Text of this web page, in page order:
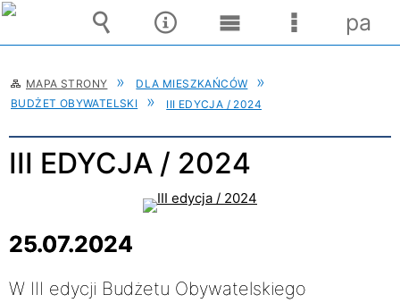
MAPA STRONY
DLA MIESZKAŃCÓW
BUDŻET OBYWATELSKI
III EDYCJA / 2024
III EDYCJA / 2024
25.07.2024
W III edycji Budżetu Obywatelskiego
Wyszukiwarka
Narzędzia
Menu
główne
Menu